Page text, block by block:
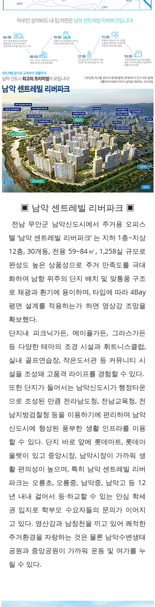
▣ 남악 센트레빌 리버파크 ▣
전남 무안군 남악신도시에서 주거용 오피스
텔 ‘남악 센트레빌 리버파크’ 는 지하 1층~지상
12층, 30개동, 전용 59~84㎡, 1,258실 규모로
완성도 높은 상품성으로 주거 만족도를 극대
화하여 남향 위주의 단지 배치 및 맞통풍 구조
로 채광과 환기에 용이하며, 타입에 따라 4Bay
평면 설계를 적용하는가 하면 영상강 조망을
확보했다.
단지내 피크닉가든, 메이플가든, 그라스가든
등 다양한 테마의 조경 시설과 휘트니스클럽,
실내 골프연습장, 작은도서관 등 커뮤니티 시
설을 조성돼 고품격 라이프를 경험할 수 있다.
또한 단지가 들어서는 남악신도시가 행정타운
으로 조성된 만큼 전라남도청, 전남교육청, 전
남지방검찰청 등을 이용하기에 편리하며 남악
신도시에 형성된 풍부한 생활 인프라를 이용
할 수 있다. 단지 바로 앞에 롯데마트, 롯데아
울렛이 있고 중앙시장, 남악시장이 가까워 생
활 편의성이 높으며, 특히 남악 센트레빌 리버
파크는 오룡초, 오룡중, 남악중, 남악고 등 12
년 내내 걸어서 등·하교할 수 있는 안심 학세
권 입지로 학부모 수요자들의 문의가 이어지
고 있다. 영산강과 남창천을 끼고 있어 쾌적한
주거환경을 자랑하는 것은 물론 남악수변생태
공원과 중앙공원이 가까워 운동 및 여가를 누
릴 수 있다.